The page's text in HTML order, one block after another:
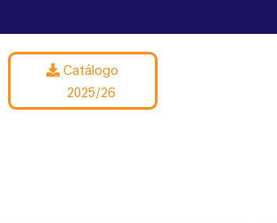
Catálogo
2025/26